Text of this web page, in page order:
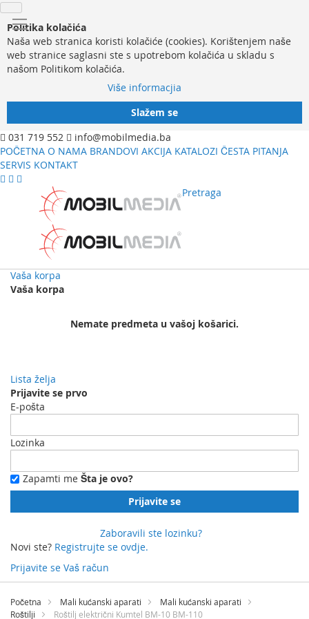
Politika kolačića
Naša web stranica koristi kolačiće (cookies). Korištenjem naše
web stranice saglasni ste s upotrebom kolačića u skladu s
našom Politikom kolačića.
Više informacjia
Slažem se
031 719 552
info@mobilmedia.ba
POČETNA O NAMA BRANDOVI AKCIJA KATALOZI ČESTA PITANJA
SERVIS KONTAKT
Pretraga
Vaša korpa
Vaša korpa
Nemate predmeta u vašoj košarici.
Lista želja
Prijavite se prvo
E-pošta
Lozinka
Zapamti me Šta je ovo?
Prijavite se
Zaboravili ste lozinku?
Novi ste? Registrujte se ovdje.
Prijavite se Vaš račun
Preskočite
sadržaj
Početna Mali kućanski aparati
Mali kućanski aparati
Roštilji
Roštilj električni Kumtel BM-10 BM-110